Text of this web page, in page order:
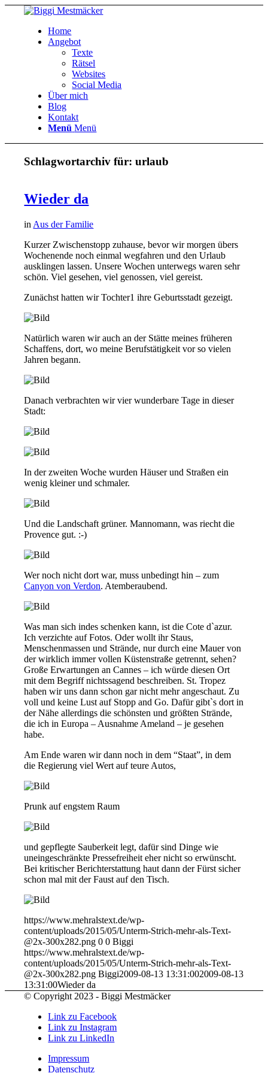
Home
Angebot
Texte
Rätsel
Websites
Social Media
Über mich
Blog
Kontakt
Menü Menü
Schlagwortarchiv für:urlaub
Wieder da
in Aus der Familie
Kurzer Zwischenstopp zuhause, bevor wir morgen übers
Wochenende noch einmal wegfahren und den Urlaub
ausklingen lassen. Unsere Wochen unterwegs waren sehr
schön. Viel gesehen, viel genossen, viel gereist.
Zunächst hatten wir Tochter1 ihre Geburtsstadt gezeigt.
Natürlich waren wir auch an der Stätte meines früheren
Schaffens, dort, wo meine Berufstätigkeit vor so vielen
Jahren begann.
Danach verbrachten wir vier wunderbare Tage in dieser
Stadt:
In der zweiten Woche wurden Häuser und Straßen ein
wenig kleiner und schmaler.
Und die Landschaft grüner. Mannomann, was riecht die
Provence gut. :-)
Wer noch nicht dort war, muss unbedingt hin – zum
Canyon von Verdon. Atemberaubend.
Was man sich indes schenken kann, ist die Cote d`azur.
Ich verzichte auf Fotos. Oder wollt ihr Staus,
Menschenmassen und Strände, nur durch eine Mauer von
der wirklich immer vollen Küstenstraße getrennt, sehen?
Große Erwartungen an Cannes – ich würde diesen Ort
mit dem Begriff nichtssagend beschreiben. St. Tropez
haben wir uns dann schon gar nicht mehr angeschaut. Zu
voll und keine Lust auf Stopp and Go. Dafür gibt`s dort in
der Nähe allerdings die schönsten und größten Strände,
die ich in Europa – Ausnahme Ameland – je gesehen
habe.
Am Ende waren wir dann noch in dem “Staat”, in dem
die Regierung viel Wert auf teure Autos,
Prunk auf engstem Raum
und gepflegte Sauberkeit legt, dafür sind Dinge wie
uneingeschränkte Pressefreiheit eher nicht so erwünscht.
Bei kritischer Berichterstattung haut dann der Fürst sicher
schon mal mit der Faust auf den Tisch.
https://www.mehralstext.de/wp-
content/uploads/2015/05/Unterm-Strich-mehr-als-Text-
@2x-300x282.png 0 0 Biggi
https://www.mehralstext.de/wp-
content/uploads/2015/05/Unterm-Strich-mehr-als-Text-
@2x-300x282.png Biggi2009-08-13 13:31:002009-08-13
13:31:00Wieder da
© Copyright 2023 - Biggi Mestmäcker
Link zu Facebook
Link zu Instagram
Link zu LinkedIn
Impressum
Datenschutz